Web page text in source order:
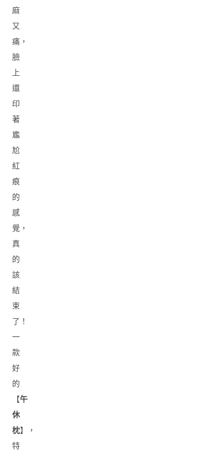
麻
又
痛，
臉
上
還
印
著
尷
尬
紅
痕
的
感
覺，
真
的
該
結
束
了！
一
款
好
的
【午
休
枕】，
特